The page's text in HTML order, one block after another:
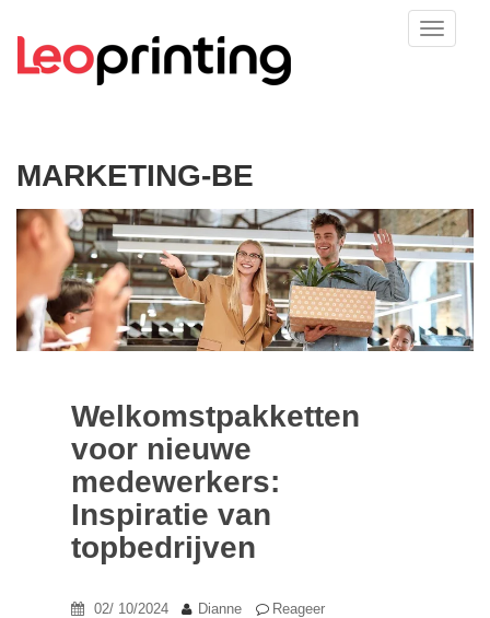
MARKETING-BE
Welkomstpakketten
voor nieuwe
medewerkers:
Inspiratie van
topbedrijven
02/ 10/2024 Dianne Reageer